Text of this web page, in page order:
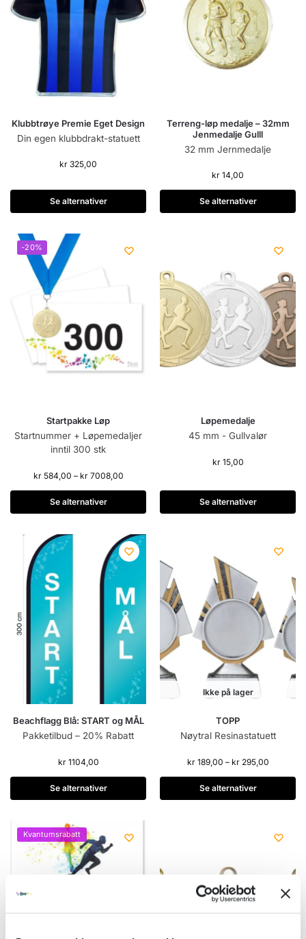
Klubbtrøye Premie Eget Design
Din egen klubbdrakt-statuett
kr 325,00
Se alternativer
Terreng-løp medalje – 32mm
Jenmedalje Gulll
32 mm Jernmedalje
kr 14,00
Se alternativer
-20%
Startpakke Løp
Startnummer + Løpemedaljer
inntil 300 stk
kr584,00 – kr7008,00
Se alternativer
Løpemedalje
45 mm - Gullvalør
kr15,00
Se alternativer
Beachflagg Blå: START og MÅL
Pakketilbud – 20% Rabatt
kr1104,00
Se alternativer
Ikke på lager
TOPP
Nøytral Resinastatuett
kr189,00 – kr295,00
Se alternativer
Kvantumsrabatt